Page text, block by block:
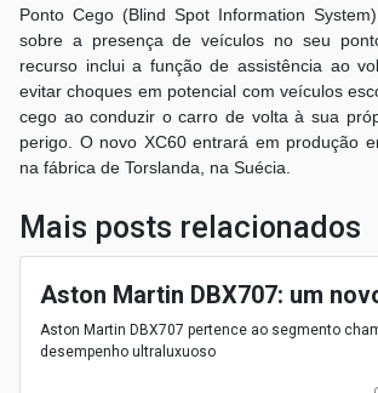
Ponto Cego (Blind Spot Information
sobre a presença de veículos no seu
recurso inclui a função de assistência ao
evitar choques em potencial com veículos
cego ao conduzir o carro de volta à sua
perigo. O novo XC60 entrará em produção
na fábrica de Torslanda, na Suécia.
Mais posts relacionados
Aston Martin DBX707: um
Aston Martin DBX707 pertence ao segmento
desempenho ultraluxuoso